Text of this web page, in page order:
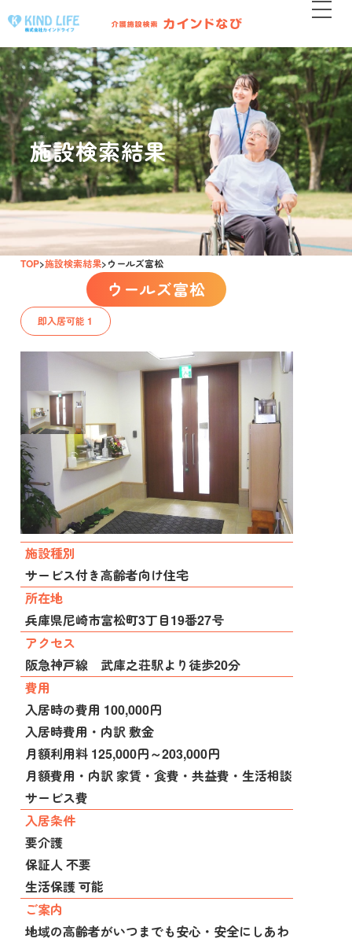
施設検索結果
TOP 施設検索結果 ウールズ富松
ウールズ富松
即入居可能 1
施設種別
サービス付き高齢者向け住宅
所在地
兵庫県尼崎市富松町3丁目19番27号
アクセス
阪急神戸線 武庫之荘駅より徒歩20分
費用
入居時の費用 100,000円
入居時費用・内訳 敷金
月額利用料 125,000円～203,000円
月額費用・内訳 家賃・食費・共益費・生活相談
サービス費
入居条件
要介護
保証人 不要
生活保護 可能
ご案内
地域の高齢者がいつまでも安心・安全にしあわ